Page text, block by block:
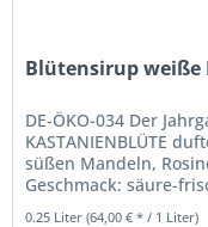
Blütensirup weiße
DE-ÖKO-034 Der
KASTANIENBLÜTE
süßen Mandeln,
Geschmack: säure-
0.25 Liter(64,00 € * / 1 Liter)